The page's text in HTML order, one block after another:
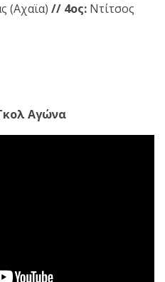
(Αχαϊα) // 4ος: Ντίτσος
Αγώνα